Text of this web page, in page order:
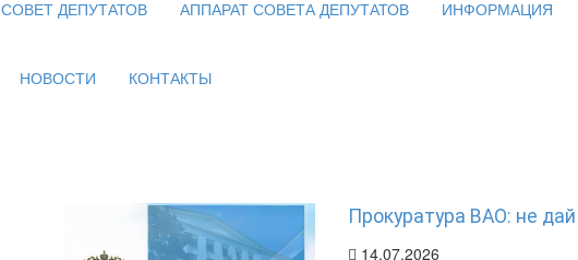
СОВЕТ ДЕПУТАТОВ АППАРАТ СОВЕТА ДЕПУТАТОВ ИНФОРМАЦИЯ
НОВОСТИ КОНТАКТЫ
Прокуратура ВАО: не
14.07.2026